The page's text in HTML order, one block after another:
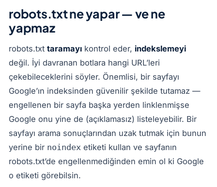
robots.txt ne yapar — ve ne
yapmaz
robots.txt taramayı kontrol eder, indekslemeyi
değil. İyi davranan botlara hangi URL’leri
çekebileceklerini söyler. Önemlisi, bir sayfayı
Google’ın indeksinden güvenilir şekilde tutamaz —
engellenen bir sayfa başka yerden linklenmişse
Google onu yine de (açıklamasız) listeleyebilir. Bir
sayfayı arama sonuçlarından uzak tutmak için bunun
yerine bir noindex etiketi kullan ve sayfanın
robots.txt’de engellenmediğinden emin ol ki Google
o etiketi görebilsin.